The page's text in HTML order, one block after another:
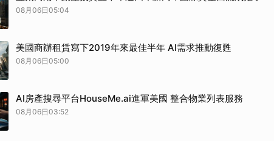
08月06日05:04
美國商辦租賃寫下2019年來最佳半年 AI需求推動復甦
08月06日05:00
AI房產搜尋平台HouseMe.ai進軍美國 整合物業列表服務
08月06日03:52